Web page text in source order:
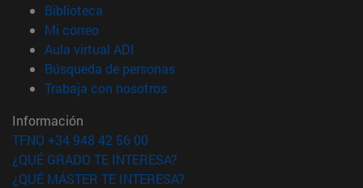
Biblioteca
Mi correo(abre en nueva ventana)
Aula virtual ADI
Búsqueda de personas(abre en nueva ventana)
Trabaja con nosotros(abre en nueva ventana)
Información
TFNO +34 948 42 56 00
¿QUÉ GRADO TE INTERESA?
¿QUÉ MÁSTER TE INTERESA?